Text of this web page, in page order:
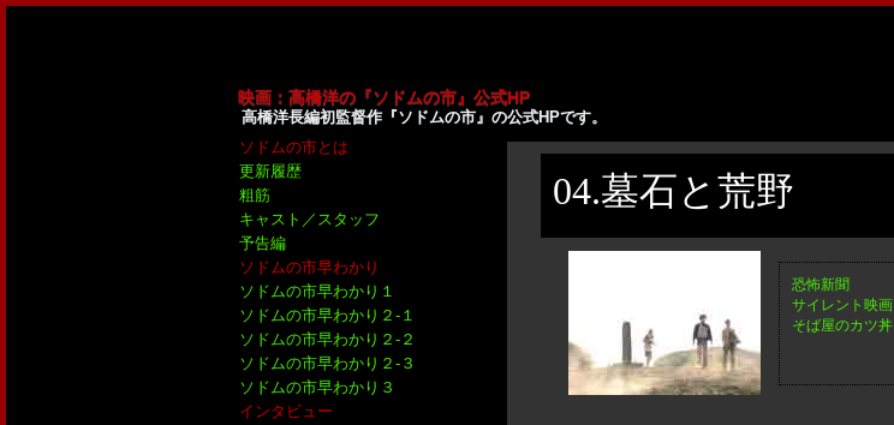
映画：高橋洋の『ソドムの市』公式HP
高橋洋長編初監督作『ソドムの市』の公式HPです。
04.墓石と荒野
恐怖新聞
サイレント映画
そば屋のカツ丼
ソドムの市とは
更新履歴
粗筋
キャスト／スタッフ
予告編
ソドムの市早わかり
ソドムの市早わかり１
ソドムの市早わかり２-１
ソドムの市早わかり２-２
ソドムの市早わかり２-３
ソドムの市早わかり３
インタビュー